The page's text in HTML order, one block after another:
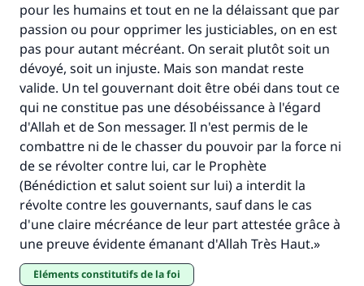
pour les humains et tout en ne la délaissant que par
passion ou pour opprimer les justiciables, on en est
pas pour autant mécréant. On serait plutôt soit un
dévoyé, soit un injuste. Mais son mandat reste
valide. Un tel gouvernant doit être obéi dans tout ce
qui ne constitue pas une désobéissance à l'égard
d'Allah et de Son messager. Il n'est permis de le
combattre ni de le chasser du pouvoir par la force ni
de se révolter contre lui, car le Prophète
(Bénédiction et salut soient sur lui) a interdit la
révolte contre les gouvernants, sauf dans le cas
d'une claire mécréance de leur part attestée grâce à
une preuve évidente émanant d'Allah Très Haut.»
éléments constitutifs de la foi